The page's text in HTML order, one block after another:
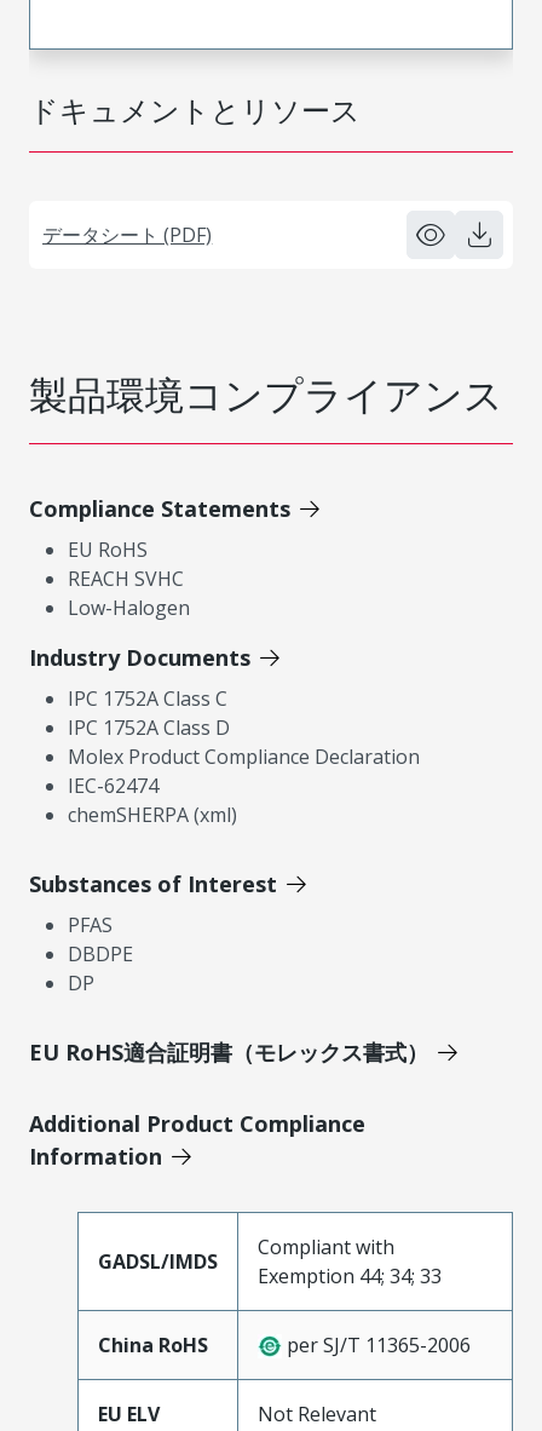
ドキュメントとリソース
データシート (PDF)
製品環境コンプライアンス
Compliance Statements
EU RoHS
REACH SVHC
Low-Halogen
Industry Documents
IPC 1752A Class C
IPC 1752A Class D
Molex Product Compliance Declaration
IEC-62474
chemSHERPA (xml)
Substances of Interest
PFAS
DBDPE
DP
EU RoHS適合証明書（モレックス書式）
Additional Product Compliance
Information
GADSL/IMDS
Compliant with
Exemption 44; 34; 33
China RoHS per SJ/T 11365-2006
EU ELV Not Relevant